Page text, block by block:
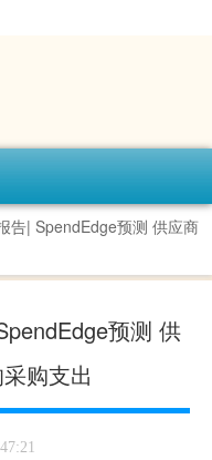
告| SpendEdge预测 供应商
预测 供
购支出